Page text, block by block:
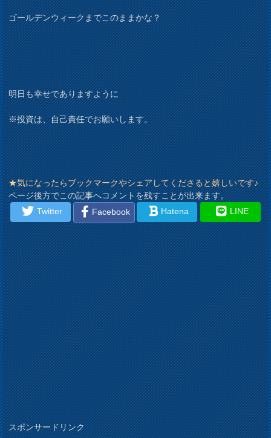
ゴールデンウィークまでこのままかな？
明日も幸せでありますように
※投資は、自己責任でお願いします。
★気になったらブックマークやシェアしてくださると嬉しいです♪
ページ後方でこの記事へコメントを残すことが出来ます。
Twitter
Facebook Hatena LINE
スポンサードリンク